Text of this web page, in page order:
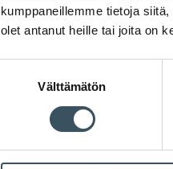
kumppaneillemme tietoja
olet antanut heille tai joita on
Välttämätön